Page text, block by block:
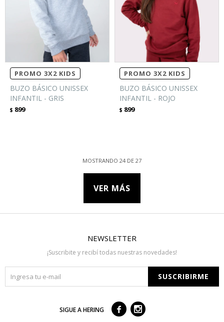
PROMO 3X2 KIDS
BUZO BÁSICO UNISSEX
INFANTIL - GRIS
$ 899
PROMO 3X2 KIDS
BUZO BÁSICO UNISSEX
INFANTIL - ROJO
$ 899
MOSTRANDO 24 DE 27
VER MÁS
NEWSLETTER
¡Suscribite y recibí todas nuestras novedades!
SUSCRIBIRME
SIGUE A HERING  